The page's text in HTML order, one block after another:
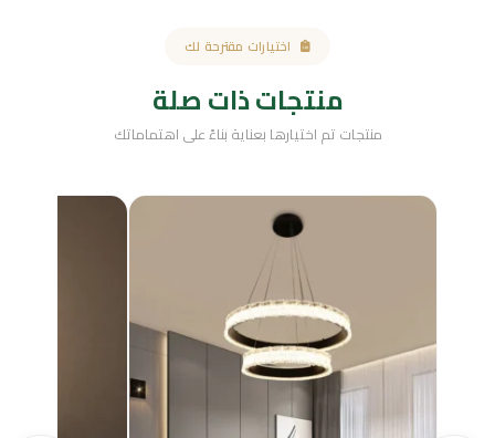
اختيارات مقترحة لك
منتجات ذات صلة
منتجات تم اختيارها بعناية بناءً على اهتماماتك